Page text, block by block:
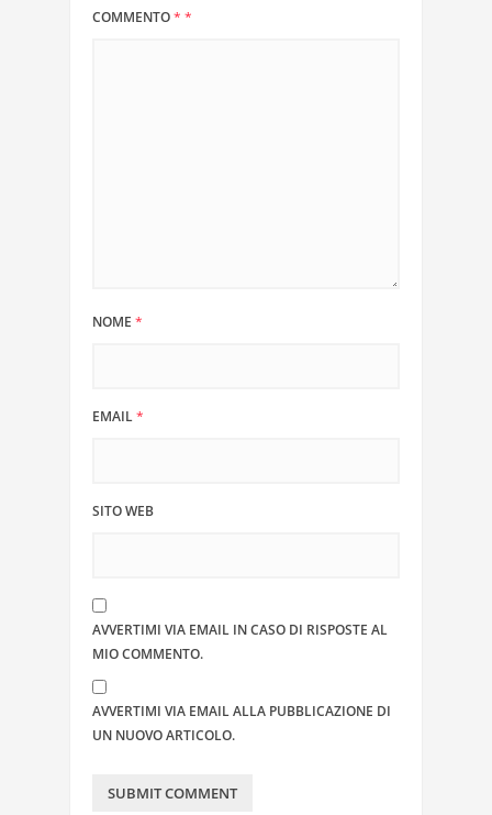
COMMENTO* *
NOME *
EMAIL*
SITO WEB
AVVERTIMI VIA EMAIL IN CASO DI RISPOSTE AL
MIO COMMENTO.
AVVERTIMI VIA EMAIL ALLA PUBBLICAZIONE DI
UN NUOVO ARTICOLO.